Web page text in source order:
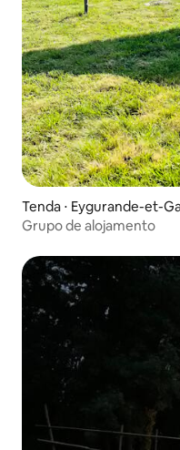
Tenda ⋅ Eygurande-et-
Grupo de alojamento